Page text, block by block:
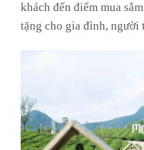
khách đến điểm mua
tặng cho gia đình, người